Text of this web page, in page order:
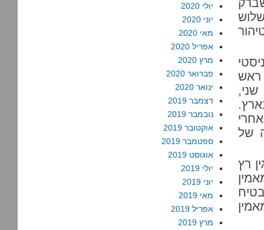
ראש
של
כשבני בגין רץ
יולי 2020
יוני 2020
מאי 2020
אפריל 2020
מרץ 2020
פברואר 2020
ינואר 2020
דצמבר 2019
נובמבר 2019
אוקטובר 2019
ספטמבר 2019
אוגוסט 2019
יולי 2019
יוני 2019
מאי 2019
אפריל 2019
מרץ 2019